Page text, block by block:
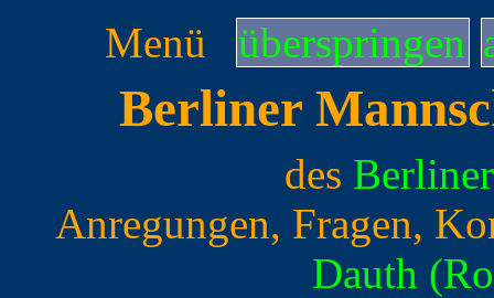
Menü überspringen
Berliner
des
Anregungen, Fragen,
Dauth